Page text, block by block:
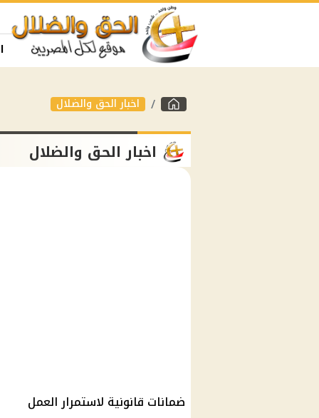
اخبار الحق والضلال
اخبار الحق والضلال
ضمانات قانونية لاستمرار العمل